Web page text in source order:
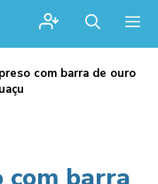
com barra de ouro